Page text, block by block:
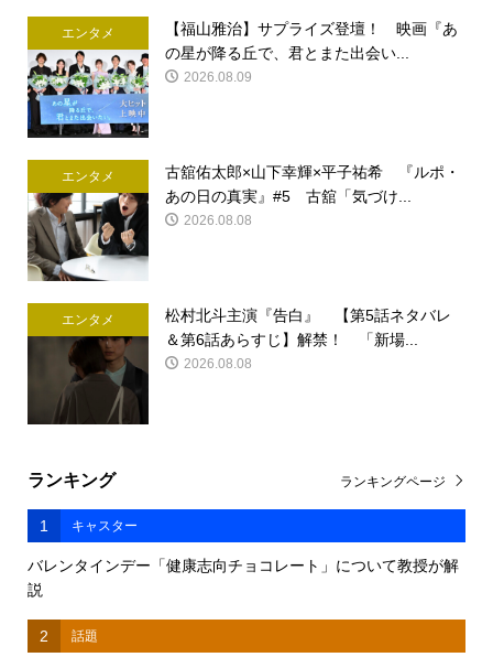
エンタメ
【福山雅治】サプライズ登壇！ 映画『あ
の星が降る丘で、君とまた出会い...
2026.08.09
エンタメ
古舘佑太郎×山下幸輝×平子祐希 『ルポ・
あの日の真実』#5 古舘「気づけ...
2026.08.08
エンタメ
松村北斗主演『告白』 【第5話ネタバレ
＆第6話あらすじ】解禁！ 「新場...
2026.08.08
ランキング
1 キャスター
バレンタインデー「健康志向チョコレート」について教授が解
説
2 話題
ランキングページ